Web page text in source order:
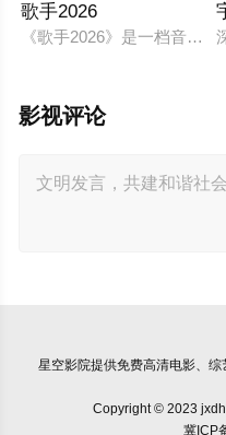
歌手2026
《歌手2026》是一档音乐
影视评论
星空影院提供免费高清电影、
Copyright © 2023
冀ICP